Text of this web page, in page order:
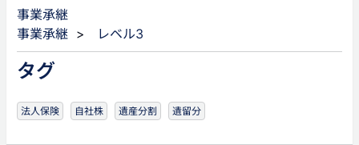
事業承継
事業承継 > レベル3
タグ
法人保険 自社株 遺産分割 遺留分